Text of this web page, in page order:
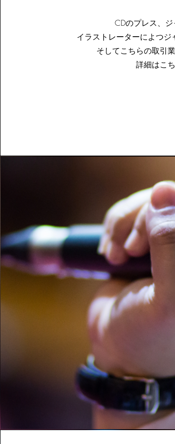
CDのプレス、
イラストレーターによつ
そしてこちらの取引
詳細はこ